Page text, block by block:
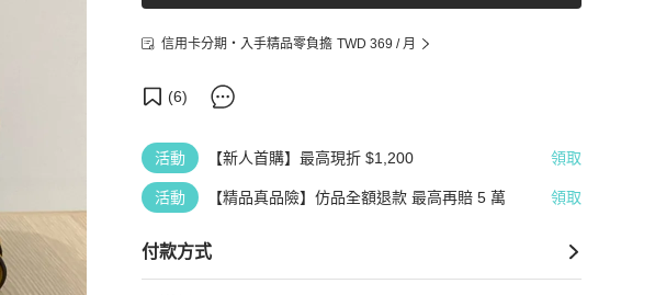
信用卡分期・入手精品零負擔 TWD 369 / 月
(6)
活動 【新人首購】最高現折 $1,200 領取
活動 【精品真品險】仿品全額退款 最高再賠 5 萬 領取
付款方式